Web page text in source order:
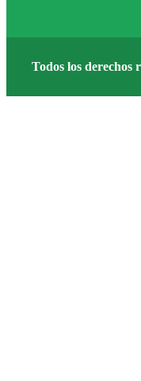
Todos los derechos